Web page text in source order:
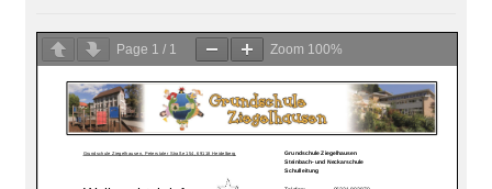
Page 1 / 1 Zoom 100%